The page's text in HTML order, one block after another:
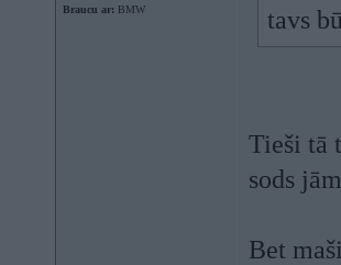
Braucu ar: BMW
tavs
Tieši tā
sods
Bet